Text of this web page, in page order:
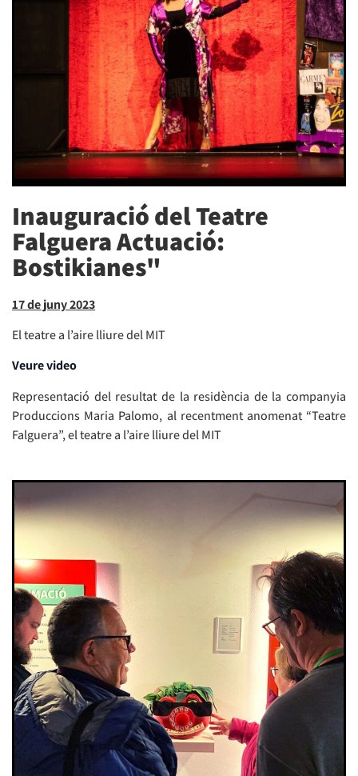
Inauguració del Teatre
Falguera Actuació:
Bostikianes"
17 de juny 2023
El teatre a l’aire lliure del MIT
Veure video
Representació del resultat de la residència de la companyia
Produccions Maria Palomo, al recentment anomenat “Teatre
Falguera”, el teatre a l’aire lliure del MIT